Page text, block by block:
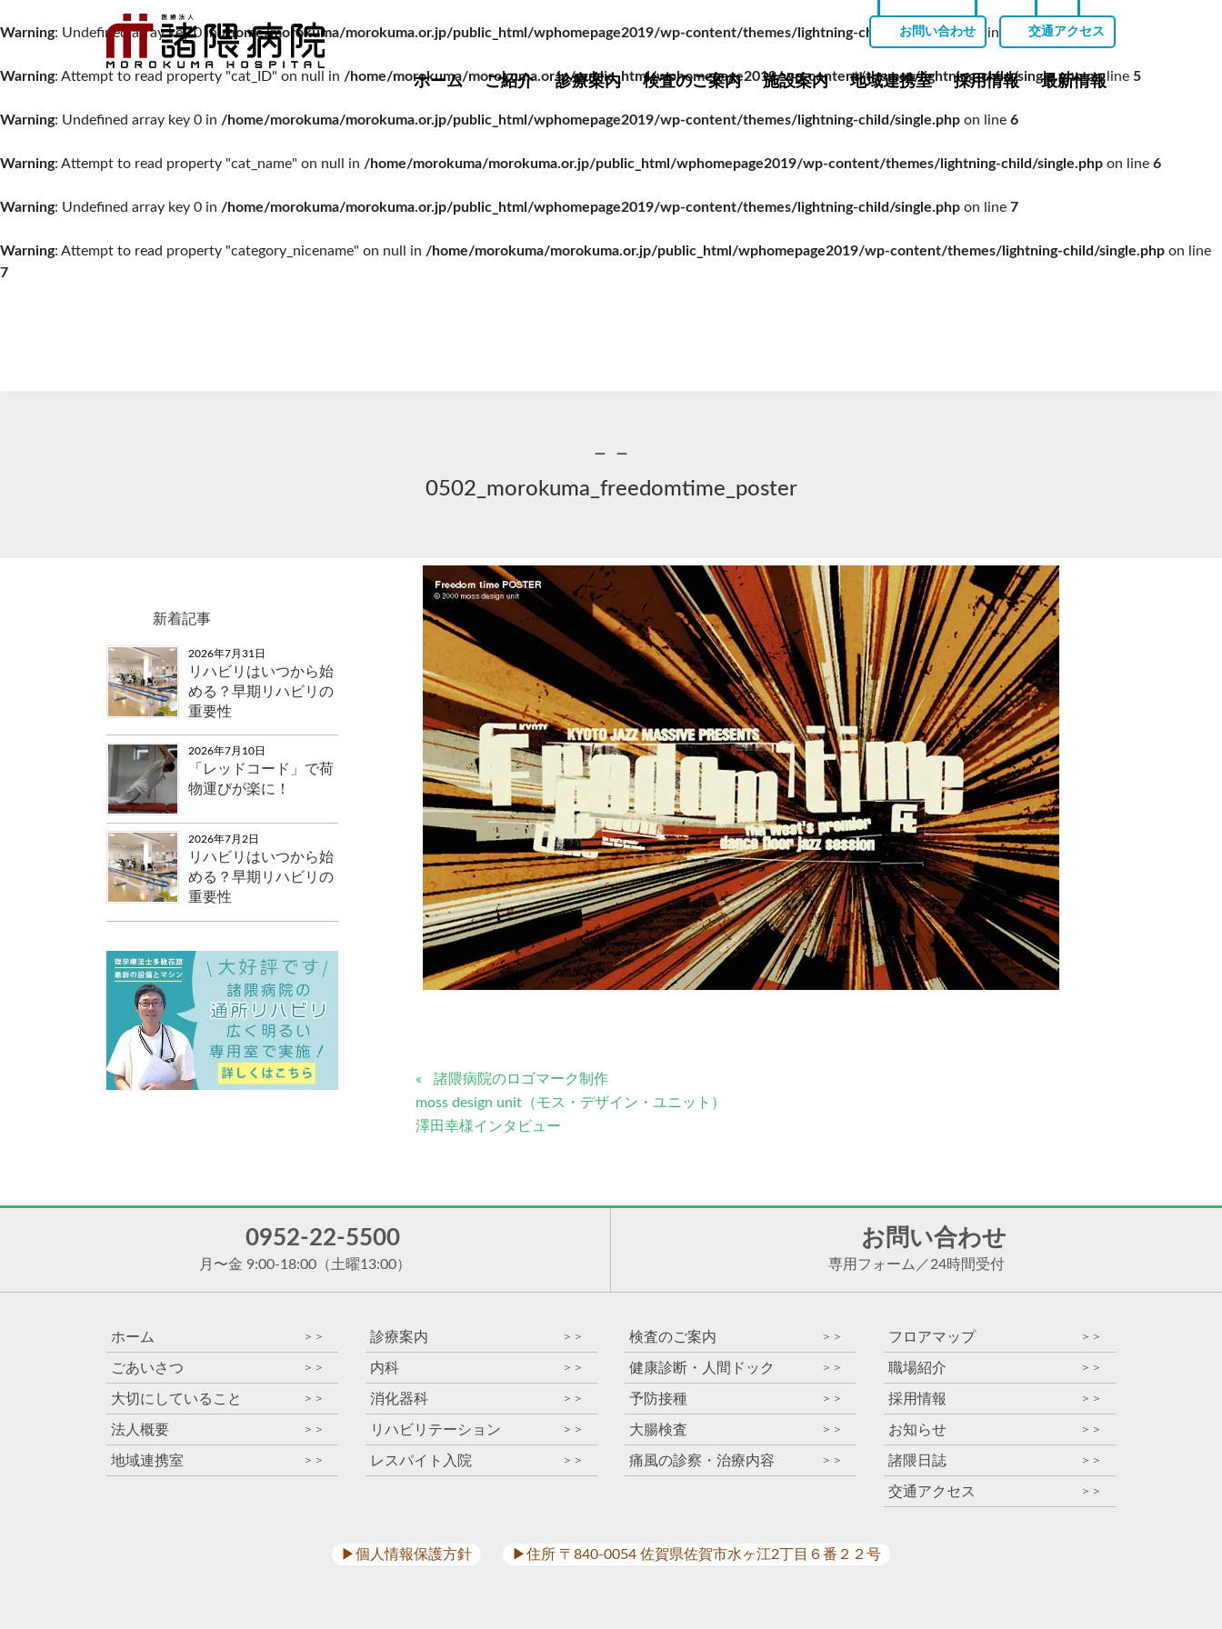
お問い合わせ 交通アクセス
ホーム ご紹介 診療案内 検査のご案内 施設案内 地域連携室 採用情報 最新情報
Warning: Undefined array key 0 in /home/morokuma/morokuma.or.jp/public_html/wphomepage2019/wp-content/themes/lightning-child/single.phpon line
Warning: Attempt to read property "cat_ID" on null in /home/morokuma/morokuma.or.jp/public_html/wphomepage2019/wp-content/themes/lightning-child/single.phpon line 5
Warning: Undefined array key 0 in /home/morokuma/morokuma.or.jp/public_html/wphomepage2019/wp-content/themes/lightning-child/single.php on line 6
Warning: Attempt to read property "cat_name" on null in /home/morokuma/morokuma.or.jp/public_html/wphomepage2019/wp-content/themes/lightning-child/single.php on line 6
Warning: Undefined array key 0 in /home/morokuma/morokuma.or.jp/public_html/wphomepage2019/wp-content/themes/lightning-child/single.php on line 7
Warning: Attempt to read property "category_nicename" on null in /home/morokuma/morokuma.or.jp/public_html/wphomepage2019/wp-content/themes/lightning-child/single.php on line
7
－－
0502_morokuma_freedomtime_poster
諸隈病院のロゴマーク制作
moss design unit（モス・デザイン・ユニット）
澤田幸様インタビュー
新着記事
2026年7月31日
リハビリはいつから始
める？早期リハビリの
重要性
2026年7月10日
「レッドコード」で荷
物運びが楽に！
2026年7月2日
リハビリはいつから始
める？早期リハビリの
重要性
0952-22-5500
月〜金 9:00-18:00 （土曜13:00）
お問い合わせ
専用フォーム ／24時間受付
ホーム ＞＞
ごあいさつ ＞＞
大切にしていること ＞＞
法人概要 ＞＞
地域連携室 ＞＞
診療案内 ＞＞
内科 ＞＞
消化器科 ＞＞
リハビリテーション ＞＞
レスパイト入院 ＞＞
検査のご案内 ＞＞
健康診断・人間ドック ＞＞
予防接種 ＞＞
大腸検査 ＞＞
痛風の診察・治療内容 ＞＞
フロアマップ ＞＞
職場紹介 ＞＞
採用情報 ＞＞
お知らせ ＞＞
諸隈日誌 ＞＞
交通アクセス ＞＞
▶︎個人情報保護方針 ▶︎住所 〒840-0054 佐賀県佐賀市水ヶ江2丁目６番２２号